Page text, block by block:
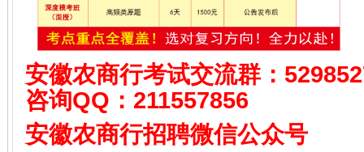
安徽农商行考试交流群 ：
咨询QQ： 211557856
安徽农商行招聘微信公众号